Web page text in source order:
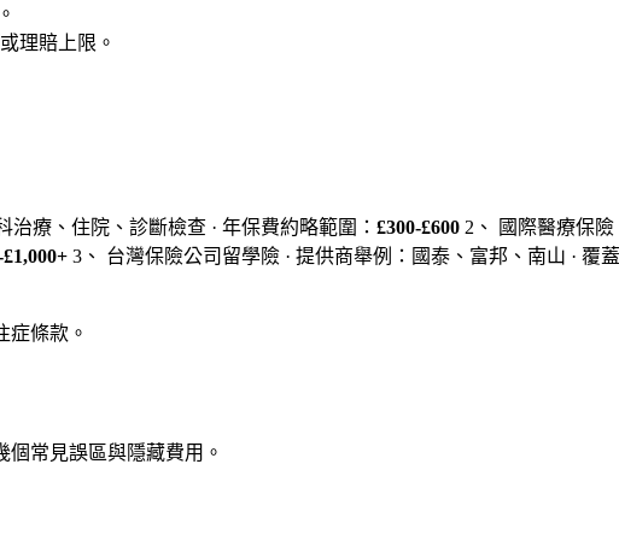
理賠上限。
治療、住院、診斷檢查 · 年保費約略範圍： £300-£600 2、 國際醫療保險
3、 台灣保險公司留學險 · 提供商舉例：國泰、富邦、南山 · 覆
症條款。
常見誤區與隱藏費用。